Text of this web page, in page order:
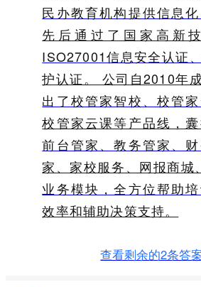
民办教育机构提供信息化
先后通过了国家高新
ISO27001信息安全认证
护认证。 公司自2010年
出了校管家智校、校管家
校管家云课等产品线，囊
前台管家、教务管家、
家、家校服务、网报商城
业务模块，全方位帮助
效率和辅助决策支持。
查看剩余的2条答